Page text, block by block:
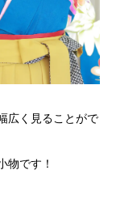
広く見ることがで
物です！